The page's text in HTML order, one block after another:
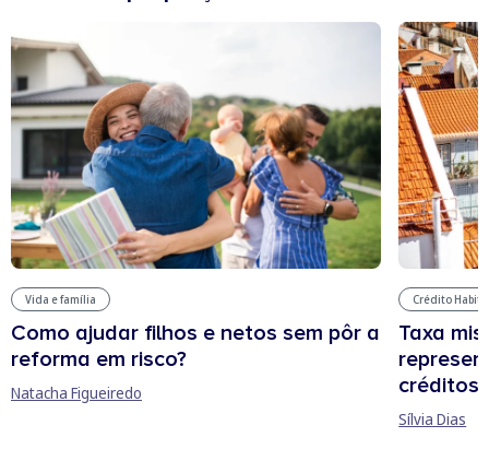
Vida e família
Como ajudar filhos e netos sem pôr a
reforma em risco?
Natacha Figueiredo
Crédito
Taxa
créditos
Sílvia Dias